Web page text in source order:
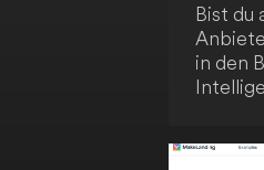
Bist du
in den